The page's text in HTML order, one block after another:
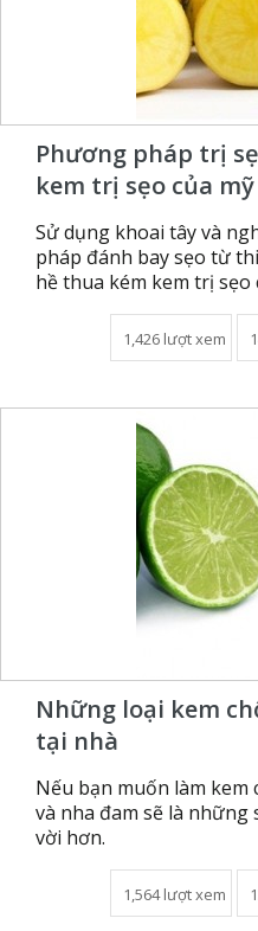
Phương pháp trị
kem trị sẹo của mỹ
Sử dụng khoai tây và
pháp đánh bay sẹo từ
hề thua kém kem trị sẹo
1,426 lượt xem
Những loại kem
tại nhà
Nếu bạn muốn làm
và nha đam sẽ là
vời hơn.
1,564 lượt xem